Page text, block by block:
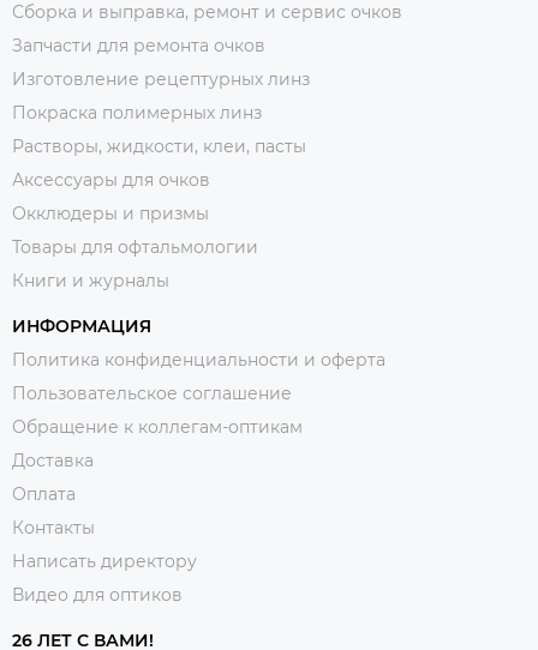
Сборка и выправка, ремонт и сервис очков
Запчасти для ремонта очков
Изготовление рецептурных линз
Покраска полимерных линз
Растворы, жидкости, клеи, пасты
Аксессуары для очков
Окклюдеры и призмы
Товары для офтальмологии
Книги и журналы
ИНФОРМАЦИЯ
Политика конфиденциальности и оферта
Пользовательское соглашение
Обращение к коллегам-оптикам
Доставка
Оплата
Контакты
Написать директору
Видео для оптиков
26 ЛЕТ С ВАМИ!